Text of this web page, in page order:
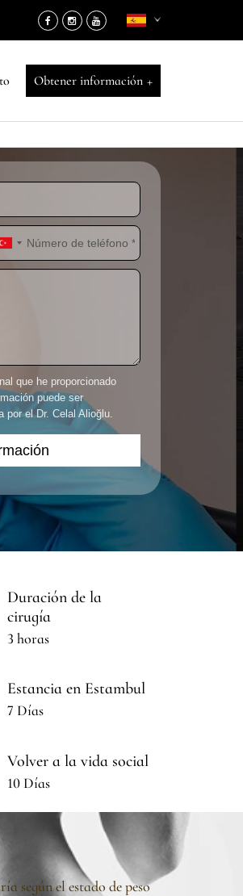
Obtener información +
que he proporcionado
puede ser
por el Dr. Celal Alioğlu.
Duración de la
cirugía
3 horas
Estancia en Estambul
7 Días
Volver a la vida social
10 Días
según el estado de peso